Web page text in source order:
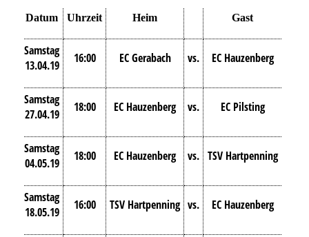
Datum Uhrzeit Heim Gast
Samstag
13.04.19
16:00 EC Gerabach vs. EC Hauzenberg
Samstag
27.04.19
18:00 EC Hauzenberg vs. EC Pilsting
Samstag
04.05.19
18:00 EC Hauzenberg vs. TSV Hartpenning
Samstag
18.05.19
16:00 TSV Hartpenning vs. EC Hauzenberg